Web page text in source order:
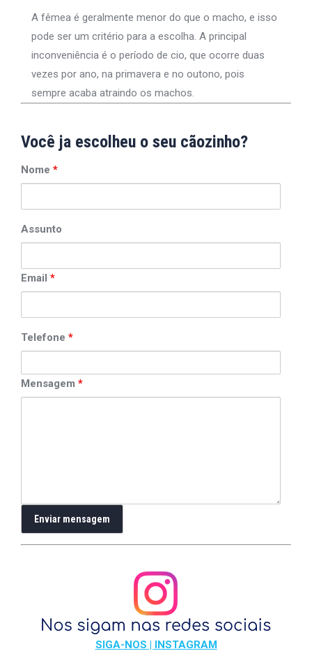
A fêmea é geralmente menor do que o macho, e isso
pode ser um critério para a escolha. A principal
inconveniência é o período de cio, que ocorre duas
vezes por ano, na primavera e no outono, pois
sempre acaba atraindo os machos.
Você ja escolheu o seu cãozinho?
Nome *
Assunto
Email *
Telefone *
Mensagem *
SIGA-NOS | INSTAGRAM